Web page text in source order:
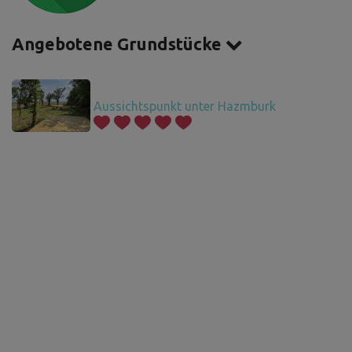
Angebotene Grundstücke
Aussichtspunkt unter Hazmburk